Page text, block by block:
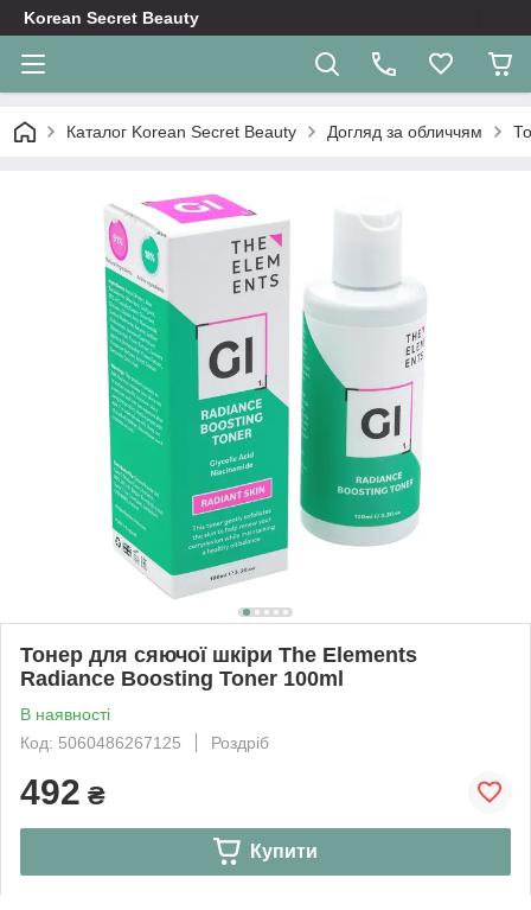
Korean Secret Beauty
Каталог Korean Secret Beauty Догляд за обличчям
Тонер для сяючої шкіри The Elements
Radiance Boosting Toner 100ml
В наявності
Код: 5060486267125
Роздріб
492 ₴
Купити